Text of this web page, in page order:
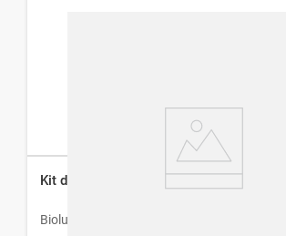
Kit de Viaje Biolube x 3 un
Biolube